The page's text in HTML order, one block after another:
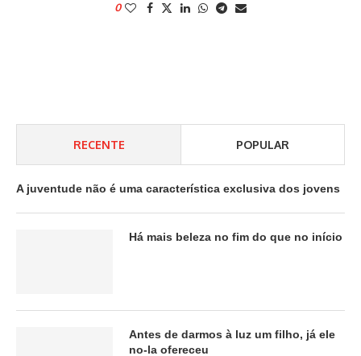
0
RECENTE POPULAR
A juventude não é uma característica exclusiva dos jovens
Há mais beleza no fim do que no início
Antes de darmos à luz um filho, já ele
no-la ofereceu